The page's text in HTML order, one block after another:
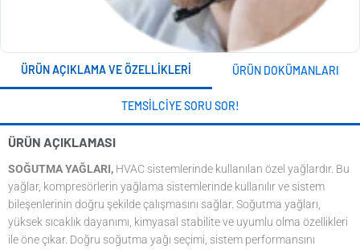
ÜRÜN AÇIKLAMA VE ÖZELLIKLERI ÜRÜN DOKÜMANLARI
TEMSILCIYE SORU SOR!
ÜRÜN AÇIKLAMASI
SOĞUTMA YAĞLARI, HVAC sistemlerinde kullanılan özel yağlardır. Bu
yağlar, kompresörlerin yağlama sistemlerinde kullanılır ve sistem
bileşenlerinin doğru şekilde çalışmasını sağlar. Soğutma yağları,
yüksek sıcaklık dayanımı, kimyasal stabilite ve uyumlu olma özellikleri
ile öne çıkar. Doğru soğutma yağı seçimi, sistem performansını